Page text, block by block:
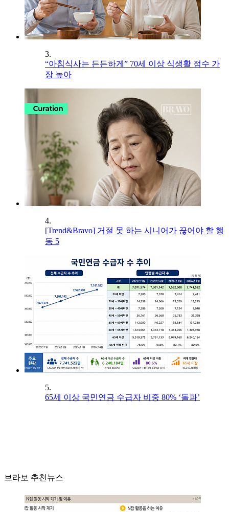
3.
“아침식사는 든든하게” 70세 이상 식생활 점수 가
장 높아
4.
[Trend&Bravo] 거절 못 하는 시니어가 끊어야 할 행
동 5
5.
65세 이상 국민연금 수급자 비중 80% ‘돌파’
브라보 추천뉴스